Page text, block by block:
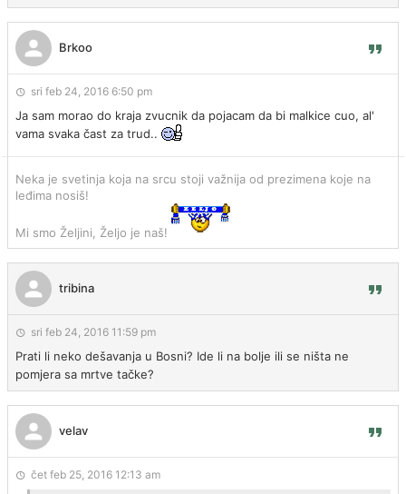
Brkoo
sri feb 24, 2016 6:50 pm
Ja sam morao do kraja zvucnik da pojacam da bi malkice cuo, al'
vama svaka čast za trud..
Neka je svetinja koja na srcu stoji važnija od prezimena koje na
leđima nosiš!
Mi smo Željini, Željo je naš!
tribina
sri feb 24, 2016 11:59 pm
Prati li neko dešavanja u Bosni? Ide li na bolje ili se ništa ne
pomjera sa mrtve tačke?
velav
čet feb 25, 2016 12:13 am